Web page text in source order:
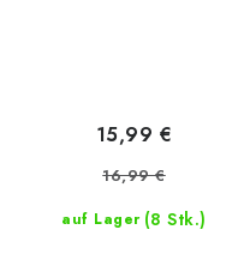
auf Lager (8 Stk.)
15,99 €
16,99 €